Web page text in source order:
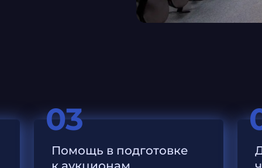
03
Помощь в подготовке